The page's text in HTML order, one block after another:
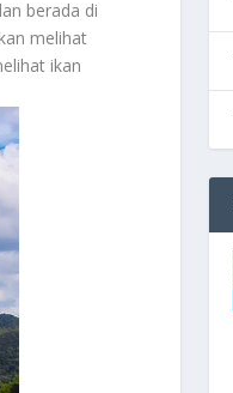
berada di
melihat
ikan